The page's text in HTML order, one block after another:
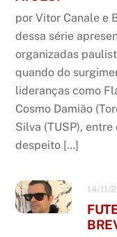
por Vitor Canale e
dessa série
organizadas
quando do
lideranças como
Cosmo Damião
Silva (TUSP),
despeito […]
14/11/